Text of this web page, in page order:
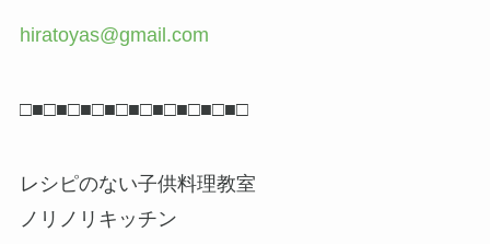
hiratoyas@gmail.com
□■□■□■□■□■□■□■□■□■□
レシピのない子供料理教室
ノリノリキッチン